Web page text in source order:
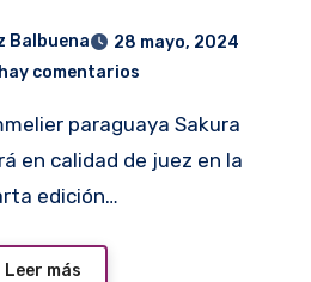
Balbuena
28 mayo, 2024
comentarios
en calidad de juez en la
edición…
Leer más